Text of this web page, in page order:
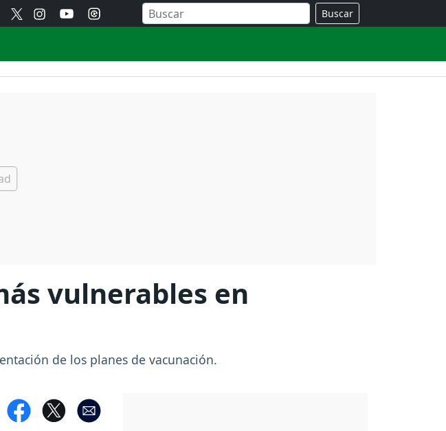
Buscar
vulnerables en
de los planes de vacunación.